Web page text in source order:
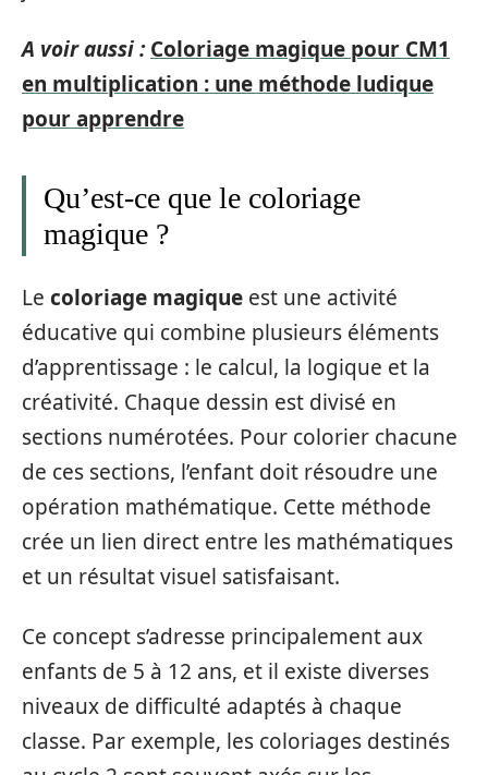
A voir aussi : Coloriage magique pour CM1
en multiplication : une méthode ludique
pour apprendre
Qu’est-ce que le coloriage
magique ?
Le coloriage magique est une activité
éducative qui combine plusieurs éléments
d’apprentissage : le calcul, la logique et la
créativité. Chaque dessin est divisé en
sections numérotées. Pour colorier chacune
de ces sections, l’enfant doit résoudre une
opération mathématique. Cette méthode
crée un lien direct entre les mathématiques
et un résultat visuel satisfaisant.
Ce concept s’adresse principalement aux
enfants de 5 à 12 ans, et il existe diverses
niveaux de difficulté adaptés à chaque
classe. Par exemple, les coloriages destinés